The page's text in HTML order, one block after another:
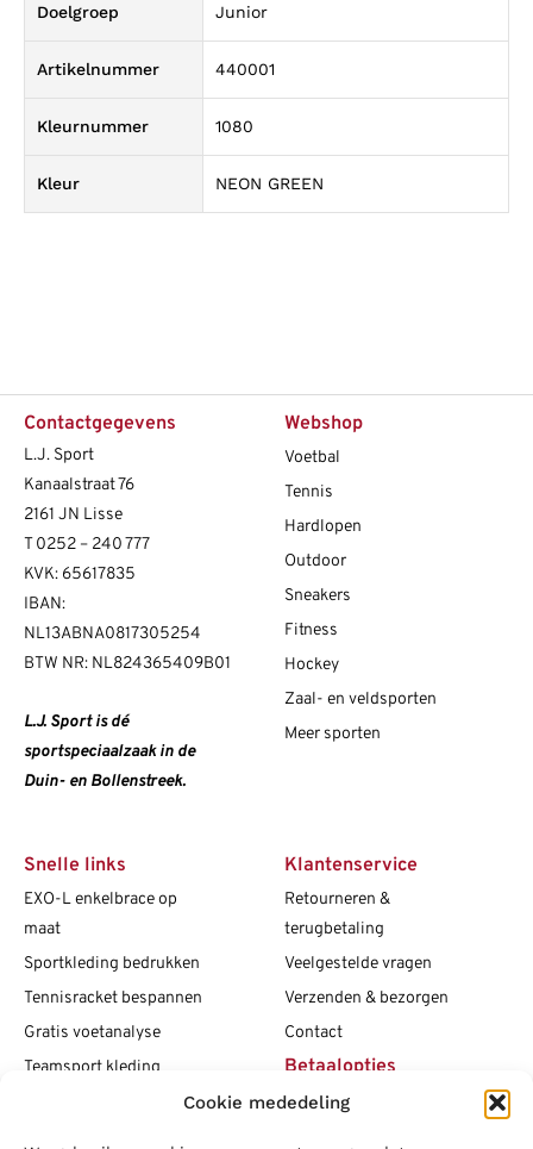
Cookie mededeling
Doelgroep Junior
Artikelnummer 440001
Kleurnummer 1080
Kleur NEON GREEN
Contactgegevens
L.J. Sport
Kanaalstraat 76
2161 JN Lisse
T 0252 – 240 777
KVK: 65617835
IBAN:
NL13ABNA0817305254
BTW NR: NL824365409B01
L.J. Sport is dé
sportspeciaalzaak in de
Duin- en Bollenstreek.
Webshop
Voetbal
Tennis
Hardlopen
Outdoor
Sneakers
Fitness
Hockey
Zaal- en veldsporten
Meer sporten
Snelle links
EXO-L enkelbrace op
maat
Sportkleding bedrukken
Tennisracket bespannen
Gratis voetanalyse
Teamsport kleding
Klantenservice
Retourneren &
terugbetaling
Veelgestelde vragen
Verzenden & bezorgen
Contact
Betaalopties